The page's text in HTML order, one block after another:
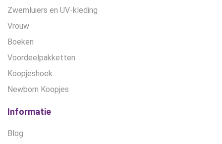
Zwemluiers en UV-kleding
Vrouw
Boeken
Voordeelpakketten
Koopjeshoek
Newborn Koopjes
Informatie
Blog